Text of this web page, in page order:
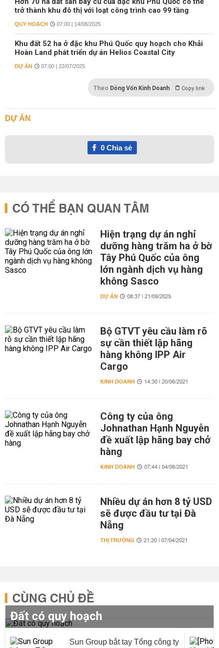
trở thành khu đô thị với loạt công trình cao 99 tầng
QUY HOẠCH 07:00 | 14/08/2025
Khu đất 52 ha ở đặc khu Phú Quốc quy hoạch cho Khải
Hoàn Land phát triển dự án Helios Coastal City
DỰ ÁN 07:00 | 22/07/2025
Theo Dòng Vốn Kinh Doanh Copy link
DỰ ÁN
0Chia sẻ
CÓ THỂ BẠN QUAN TÂM
Hiện trạng dự án nghỉ
dưỡng hàng trăm ha ở bờ
Tây Phú Quốc của ông
lớn ngành dịch vụ hàng
không Sasco
DỰ ÁN 08:37 | 21/09/2025
Bộ GTVT yêu cầu làm rõ
sự cần thiết lập hãng
hàng không IPP Air
Cargo
KINH DOANH 14:30 | 20/06/2021
Công ty của ông
Johnathan Hạnh Nguyễn
đề xuất lập hãng bay chở
hàng
KINH DOANH 07:44 | 04/06/2021
Nhiều dự án hơn 8 tỷ USD
sẽ được đầu tư tại Đà
Nẵng
THỊ TRƯỜNG 21:20 | 07/04/2021
CÙNG CHỦ ĐỀ
Đất có quy hoạch
Sun Group bắt tay Tổng công ty